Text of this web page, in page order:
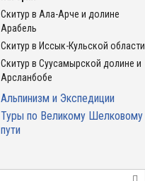
Скитур в Ала-Арче и долине
Арабель
Скитур в Иссык-Кульской области
Скитур в Суусамырской долине и
Арсланбобе
Альпинизм и Экспедиции
Туры по Великому Шелковому
пути